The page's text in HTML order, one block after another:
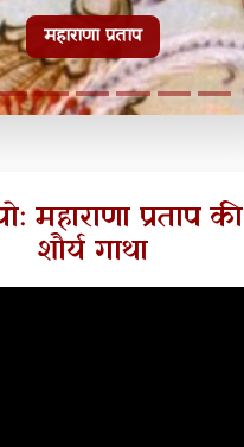
हल्दीघाटी टूरिस्ट गाइड
महाराणा प्रताप की
शौर्य गाथा